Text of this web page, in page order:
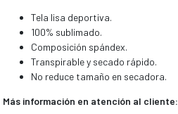
Tela lisa deportiva.
100% sublimado.
Composición spándex.
Transpirable y secado rápido.
No reduce tamaño en secadora.
Más información en atención al cliente: